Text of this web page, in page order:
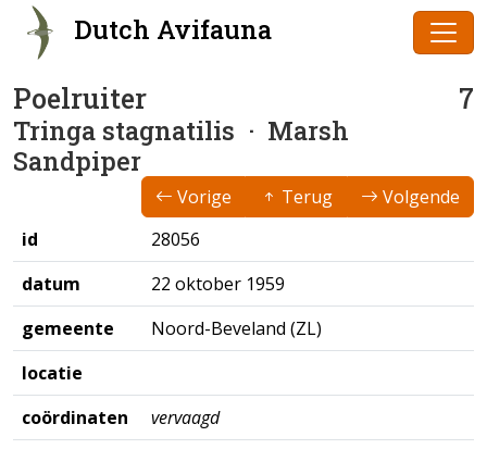
Dutch Avifauna
Poelruiter 7
Tringa stagnatilis · Marsh
Sandpiper
Vorige Terug
Volgende
id
28056
datum
22 oktober 1959
gemeente
Noord-Beveland (ZL)
locatie
coördinaten
vervaagd